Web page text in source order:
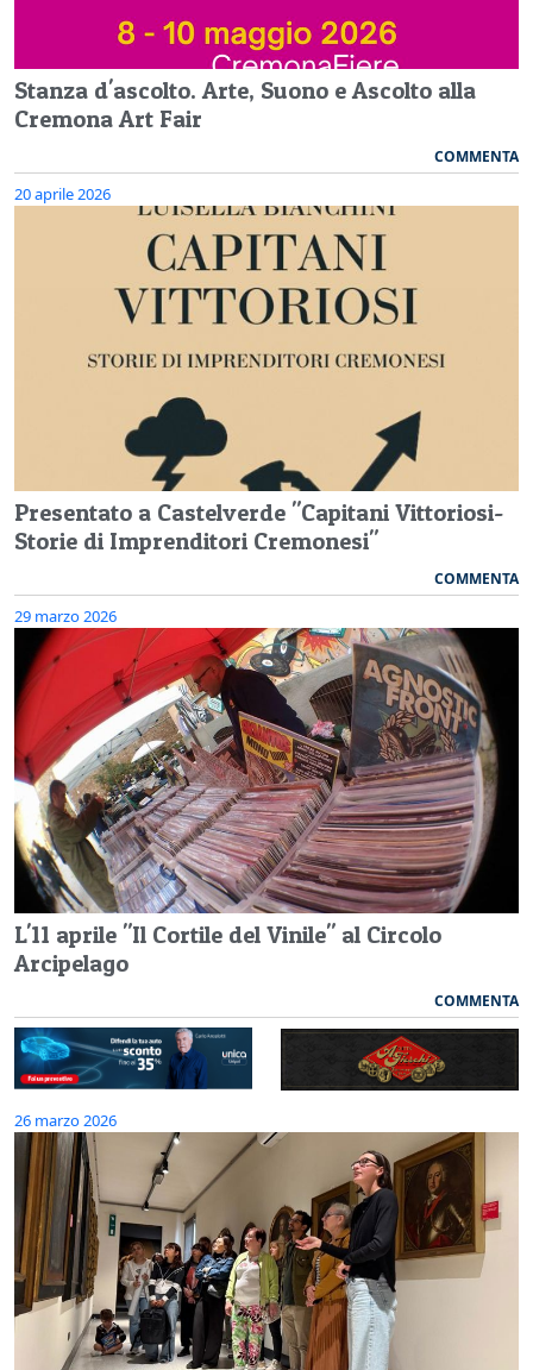
Stanza d'ascolto. Arte, Suono e Ascolto alla
Cremona Art Fair
COMMENTA
20 aprile 2026
Presentato a Castelverde "Capitani Vittoriosi-
Storie di Imprenditori Cremonesi"
COMMENTA
29 marzo 2026
L'11 aprile "Il Cortile del Vinile" al Circolo
Arcipelago
COMMENTA
26 marzo 2026